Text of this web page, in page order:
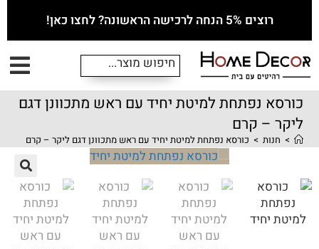
רוצים 5% הנחה לרכישה הראשונה? לחצו כאן!
כורסא נפתחת למיטת יחיד עם ראש מתכוונן דגם
ליקר – קרם
> חנות > כורסא נפתחת למיטת יחיד עם ראש מתכוונן דגם ליקר – קרם